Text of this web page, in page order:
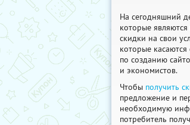
На сегодняшний
которые
скидки на свои
которые
по созданию
и экономистов.
Чтобы получить
предложение и
необходимую
потребитель